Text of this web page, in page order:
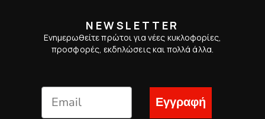
NEWSLETTER
Ενημερωθείτε πρώτοι για νέες κυκλοφορίες,
προσφορές, εκδηλώσεις και πολλά άλλα.
Εγγραφή